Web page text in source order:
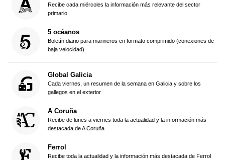
Recibe cada miércoles la información más relevante del sector
primario
5 océanos
Boletín diario para marineros en formato comprimido (conexiones de
baja velocidad)
Global Galicia
Cada viernes, un resumen de la semana en Galicia y sobre los
gallegos en el exterior
A Coruña
Recibe de lunes a viernes toda la actualidad y la información más
destacada de A Coruña
Ferrol
Recibe toda la actualidad y la información más destacada de Ferrol